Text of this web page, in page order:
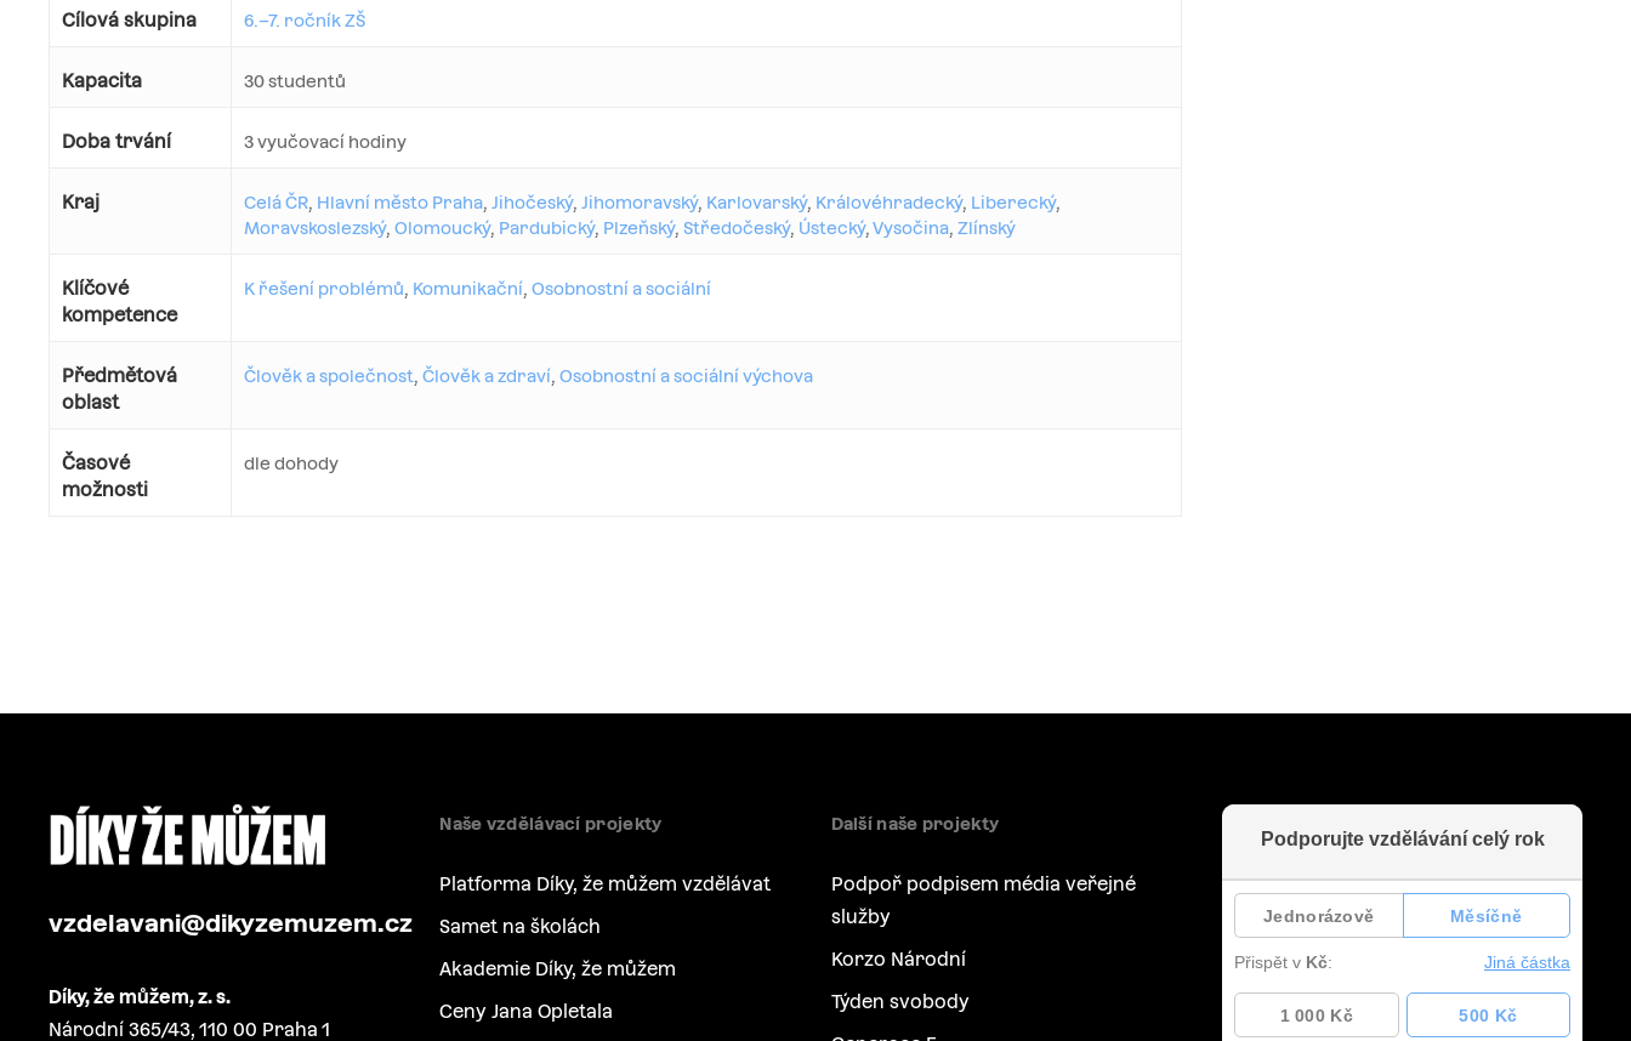
Cílová skupina 6.–7. ročník ZŠ
Kapacita 30 studentů
Doba trvání 3 vyučovací hodiny
Kraj Celá ČR, Hlavní město Praha, Jihočeský, Jihomoravský, Karlovarský, Královéhradecký, Liberecký,
Moravskoslezský, Olomoucký, Pardubický, Plzeňský, Středočeský, Ústecký, Vysočina, Zlínský
Klíčové
kompetence
K řešení problémů, Komunikační, Osobnostní a sociální
Předmětová
oblast
Člověk a společnost, Člověk a zdraví, Osobnostní a sociální výchova
Časové
možnosti
dle dohody
vzdelavani@dikyzemuzem.cz
Díky, že můžem, z. s.
Národní 365/43, 110 00 Praha 1
Naše vzdělávací projekty
Platforma Díky, že můžem vzdělávat
Samet na školách
Akademie Díky, že můžem
Ceny Jana Opletala
Další naše projekty
Podpoř podpisem média veřejné
služby
Korzo Národní
Týden svobody